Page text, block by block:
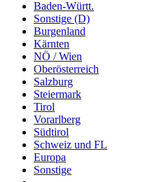
Baden-Württ.
Sonstige (D)
Burgenland
Kärnten
NÖ / Wien
Oberösterreich
Salzburg
Steiermark
Tirol
Vorarlberg
Südtirol
Schweiz und FL
Europa
Sonstige